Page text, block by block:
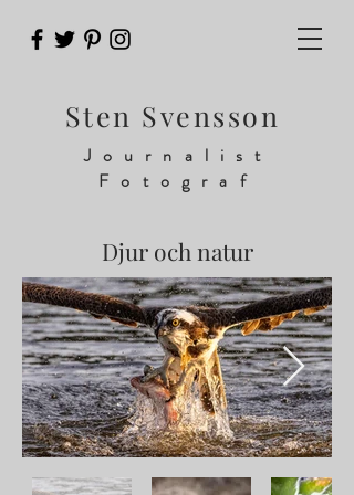
Sten Svensson
Journalist
Fotograf
Djur och natur